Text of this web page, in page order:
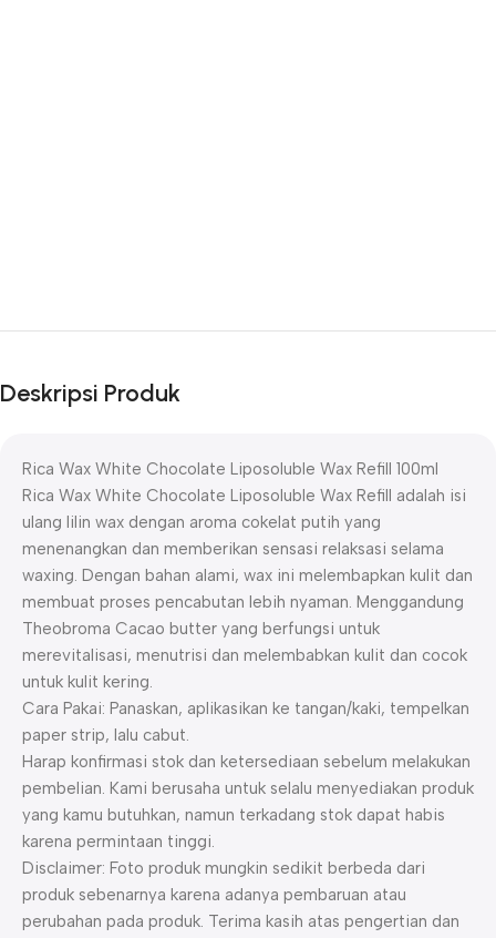
Deskripsi Produk
Rica Wax White Chocolate Liposoluble Wax Refill 100ml
Rica Wax White Chocolate Liposoluble Wax Refill adalah isi
ulang lilin wax dengan aroma cokelat putih yang
menenangkan dan memberikan sensasi relaksasi selama
waxing. Dengan bahan alami, wax ini melembapkan kulit dan
membuat proses pencabutan lebih nyaman. Menggandung
Theobroma Cacao butter yang berfungsi untuk
merevitalisasi, menutrisi dan melembabkan kulit dan cocok
untuk kulit kering.
Cara Pakai: Panaskan, aplikasikan ke tangan/kaki, tempelkan
paper strip, lalu cabut.
Harap konfirmasi stok dan ketersediaan sebelum melakukan
pembelian. Kami berusaha untuk selalu menyediakan produk
yang kamu butuhkan, namun terkadang stok dapat habis
karena permintaan tinggi.
Disclaimer: Foto produk mungkin sedikit berbeda dari
produk sebenarnya karena adanya pembaruan atau
perubahan pada produk. Terima kasih atas pengertian dan